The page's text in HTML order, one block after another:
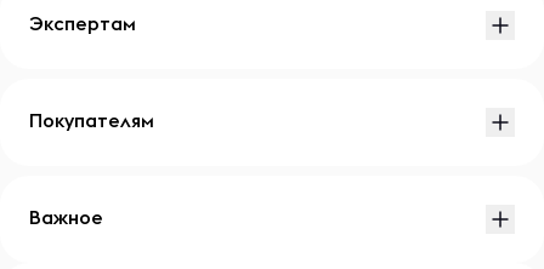
Экспертам
Покупателям
Важное